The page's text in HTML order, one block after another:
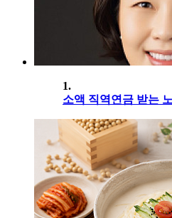
1.
소액 직역연금 받는